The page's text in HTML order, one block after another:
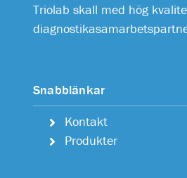
Triolab skall med hög
Snabblänkar
Kontakt
Produkter